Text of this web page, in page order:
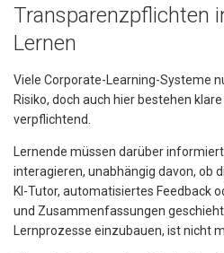
Transparenzpflichten
Lernen
Viele Corporate-Learning-Systeme
Risiko, doch auch hier bestehen
verpflichtend.
Lernende müssen darüber
interagieren, unabhängig davon, ob
KI-Tutor, automatisiertes Feedback
und Zusammenfassungen
Lernprozesse einzubauen, ist nicht